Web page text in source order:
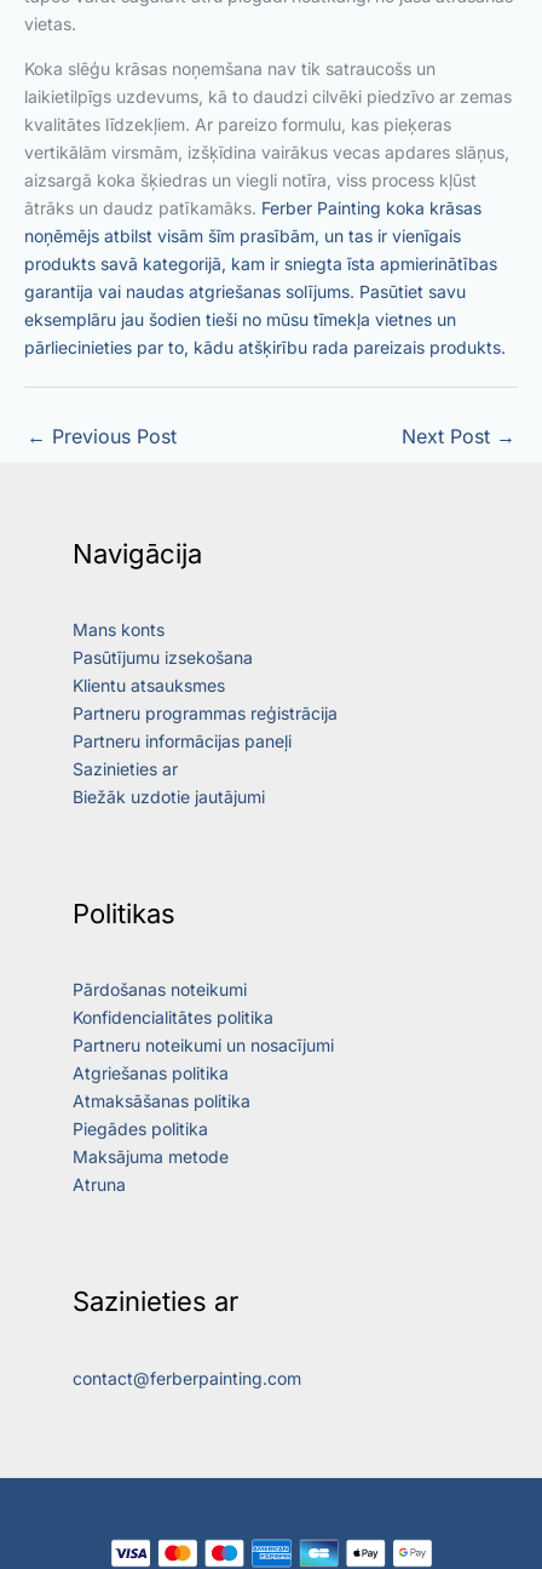
vietas.
Koka slēģu krāsas noņemšana nav tik satraucošs un
laikietilpīgs uzdevums, kā to daudzi cilvēki piedzīvo ar zemas
kvalitātes līdzekļiem. Ar pareizo formulu, kas pieķeras
vertikālām virsmām, izšķīdina vairākus vecas apdares slāņus,
aizsargā koka šķiedras un viegli notīra, viss process kļūst
ātrāks un daudz patīkamāks. Ferber Painting koka krāsas
noņēmējs atbilst visām šīm prasībām, un tas ir vienīgais
produkts savā kategorijā, kam ir sniegta īsta apmierinātības
garantija vai naudas atgriešanas solījums. Pasūtiet savu
eksemplāru jau šodien tieši no mūsu tīmekļa vietnes un
pārliecinieties par to, kādu atšķirību rada pareizais produkts.
← Previous Post Next Post →
Navigācija
Mans konts
Pasūtījumu izsekošana
Klientu atsauksmes
Partneru programmas reģistrācija
Partneru informācijas paneļi
Sazinieties ar
Biežāk uzdotie jautājumi
Politikas
Pārdošanas noteikumi
Konfidencialitātes politika
Partneru noteikumi un nosacījumi
Atgriešanas politika
Atmaksāšanas politika
Piegādes politika
Maksājuma metode
Atruna
Sazinieties ar
contact@ferberpainting.com